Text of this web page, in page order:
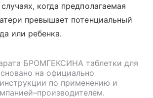
когда предполагаемая
превышает потенциальный
или ребенка.
БРОМГЕКСИНА таблетки для
на официально
по применению и